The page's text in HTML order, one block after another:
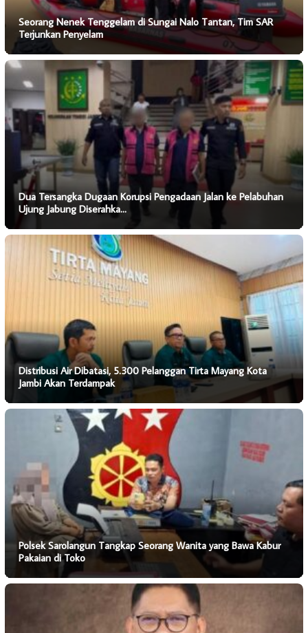
Seorang Nenek Tenggelam di Sungai Nalo Tantan, Tim SAR
Terjunkan Penyelam
Dua Tersangka Dugaan Korupsi Pengadaan Jalan ke Pelabuhan
Ujung Jabung Diserahka…
Distribusi Air Dibatasi, 5.300 Pelanggan Tirta Mayang Kota
Jambi Akan Terdampak
Polsek Sarolangun Tangkap Seorang Wanita yang Bawa Kabur
Pakaian di Toko